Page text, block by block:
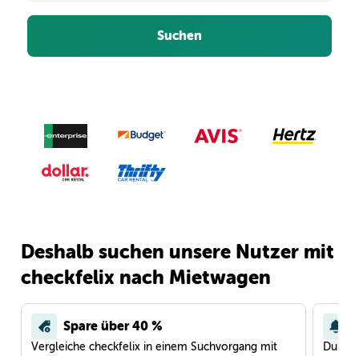
Suchen
Deshalb suchen unsere Nutzer mit
checkfelix nach Mietwagen
Spare über 40 %
Vergleiche checkfelix in einem Suchvorgang mit
Du